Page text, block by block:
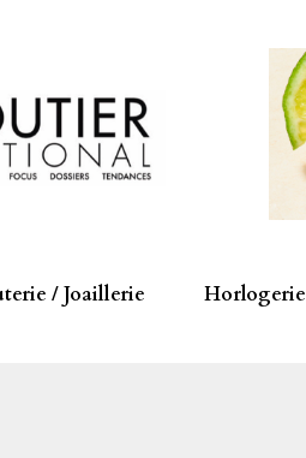
/ Joaillerie Horlogerie